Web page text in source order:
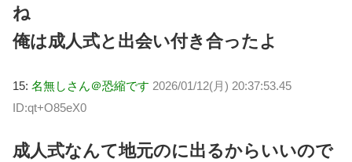
ね
俺は成人式と出会い付き合ったよ
15: 名無しさん＠恐縮です 2026/01/12(月) 20:37:53.45
ID:qt+O85eX0
成人式なんて地元のに出るからいいので